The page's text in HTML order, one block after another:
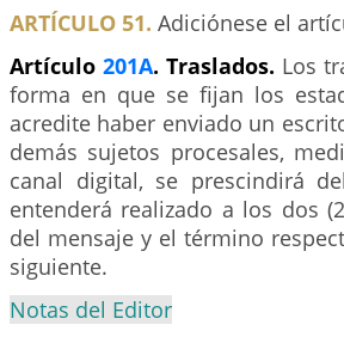
ARTÍCULO 51. Adiciónese el
Artículo 201A. Traslados. Los
forma en que se fijan los
acredite haber enviado un
demás sujetos procesales,
canal digital, se prescindirá
entenderá realizado a los dos
del mensaje y el término
siguiente.
Notas del Editor